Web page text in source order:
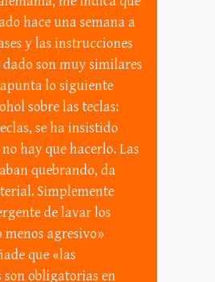
hace una semana a
y las instrucciones
dado son muy similares
apunta lo siguiente
sobre las teclas:
se ha insistido
hay que hacerlo. Las
quebrando, da
Simplemente
de lavar los
menos agresivo»
que «las
son obligatorias en